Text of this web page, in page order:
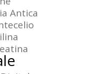
Antica